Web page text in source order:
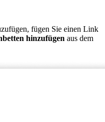
fügen Sie einen Link
hinzufügen aus dem